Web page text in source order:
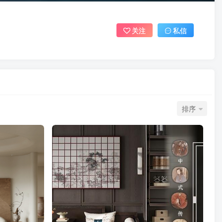
关注 私信
排序